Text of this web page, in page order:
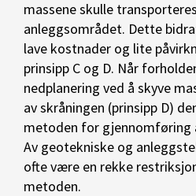
massene skulle
anleggsområdet. Dette
lave kostnader og lite
prinsipp C og D. Når
nedplanering ved å skyve
av skråningen (prinsipp D)
metoden for
Av geotekniske og
ofte være en rekke
metoden.